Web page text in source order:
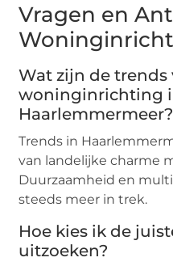
Vragen en
Wat zijn de trends
woninginrichting
Haarlemmermeer?
Trends in
van landelijke charme
Duurzaamheid en
steeds meer in trek.
Hoe kies ik de
uitzoeken?